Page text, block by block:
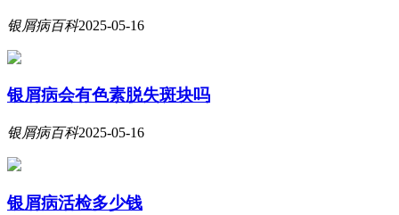
银屑病百科2025-05-16
银屑病会有色素脱失斑块吗
银屑病百科2025-05-16
银屑病活检多少钱